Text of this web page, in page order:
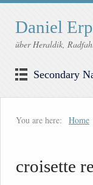
Daniel
über Heraldik,
Secondary
You are here: Home
croisette